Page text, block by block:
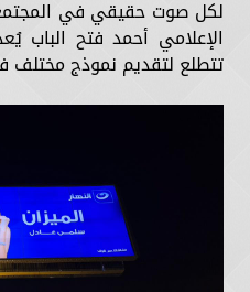
لكل صوت حقيقي في
الإعلامي أحمد فتح الباب
تتطلع لتقديم نموذج مختلف